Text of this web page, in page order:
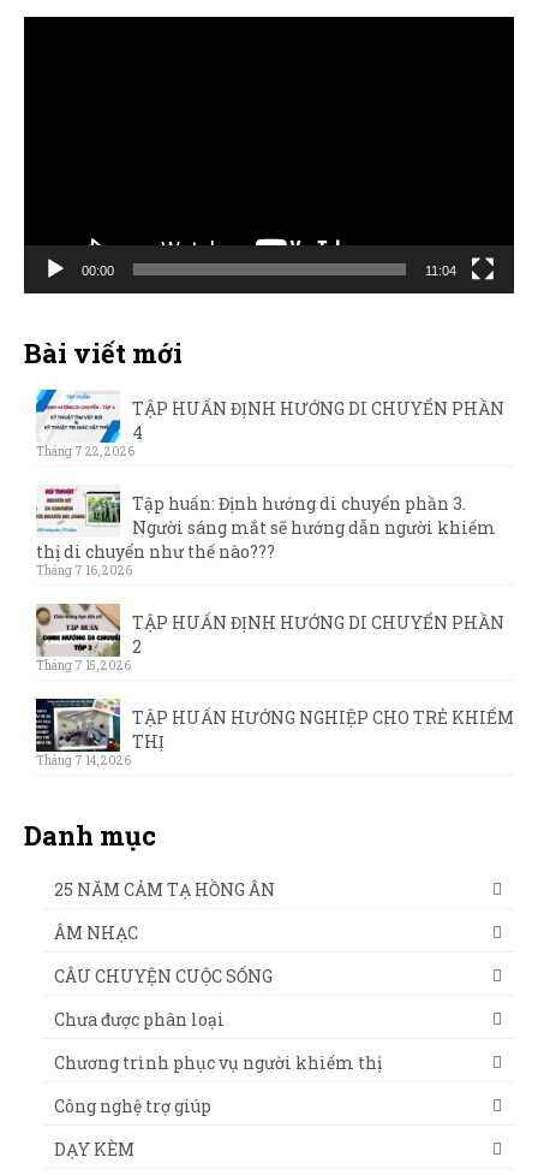
00:00 11:04
Bài viết mới
TẬP HUẤN ĐỊNH HƯỚNG DI CHUYỂN PHẦN
4
Tháng 7 22, 2026
Tập huấn: Định hướng di chuyển phần 3.
Người sáng mắt sẽ hướng dẫn người khiếm
thị di chuyển như thế nào???
Tháng 7 16, 2026
TẬP HUẤN ĐỊNH HƯỚNG DI CHUYỂN PHẦN
2
Tháng 7 15, 2026
TẬP HUẤN HƯỚNG NGHIỆP CHO TRẺ KHIẾM
THỊ
Tháng 7 14, 2026
Danh mục
25 NĂM CẢM TẠ HỒNG ÂN
ÂM NHẠC
CÂU CHUYỆN CUỘC SỐNG
Chưa được phân loại
Chương trình phục vụ người khiếm thị
Công nghệ trợ giúp
DẠY KÈM